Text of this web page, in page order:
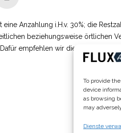
To provide
device
as browsing
may
Dienste
Anzahlung i.H.v. 30%; die
beziehungsweise örtlichen
empfehlen wir die Buchung